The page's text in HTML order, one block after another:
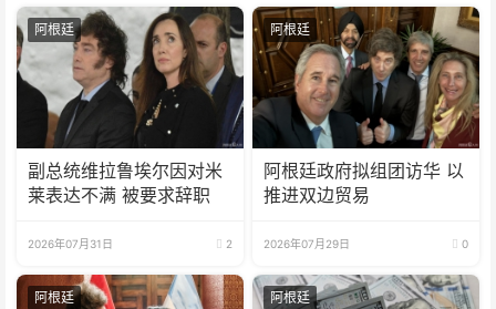
阿根廷
副总统维拉鲁埃尔因对米
莱表达不满 被要求辞职
2026年07月31日 2
阿根廷
阿根廷政府拟组团访华 以
推进双边贸易
2026年07月29日 0
阿根廷 阿根廷